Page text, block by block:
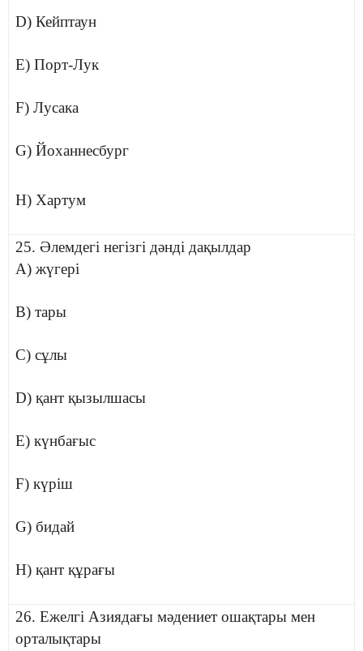
D) Кейптаун
E) Порт-Лук
F) Лусака
G) Йоханнесбург
H) Хартум
25. Әлемдегі негізгі дәнді дақылдар
A) жүгері
B) тары
C) сұлы
D) қант қызылшасы
E) күнбағыс
F) күріш
G) бидай
H) қант құрағы
26. Ежелгі Азиядағы мәдениет ошақтары мен
орталықтары